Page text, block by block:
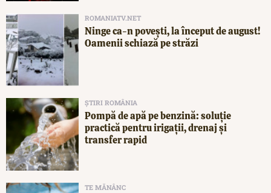
ROMANIATV.NET
Ninge ca-n povești, la început de august!
Oamenii schiază pe străzi
ȘTIRI ROMÂNIA
Pompă de apă pe benzină: soluție
practică pentru irigații, drenaj și
transfer rapid
TE MĂNÂNC